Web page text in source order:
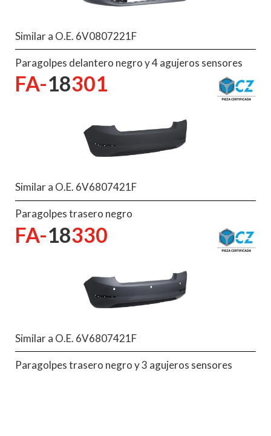
Similar a O.E. 6V0807221F
Paragolpes delantero negro y 4 agujeros sensores
FA-18301
Similar a O.E. 6V6807421F
Paragolpes trasero negro
FA-18330
Similar a O.E. 6V6807421F
Paragolpes trasero negro y 3 agujeros sensores